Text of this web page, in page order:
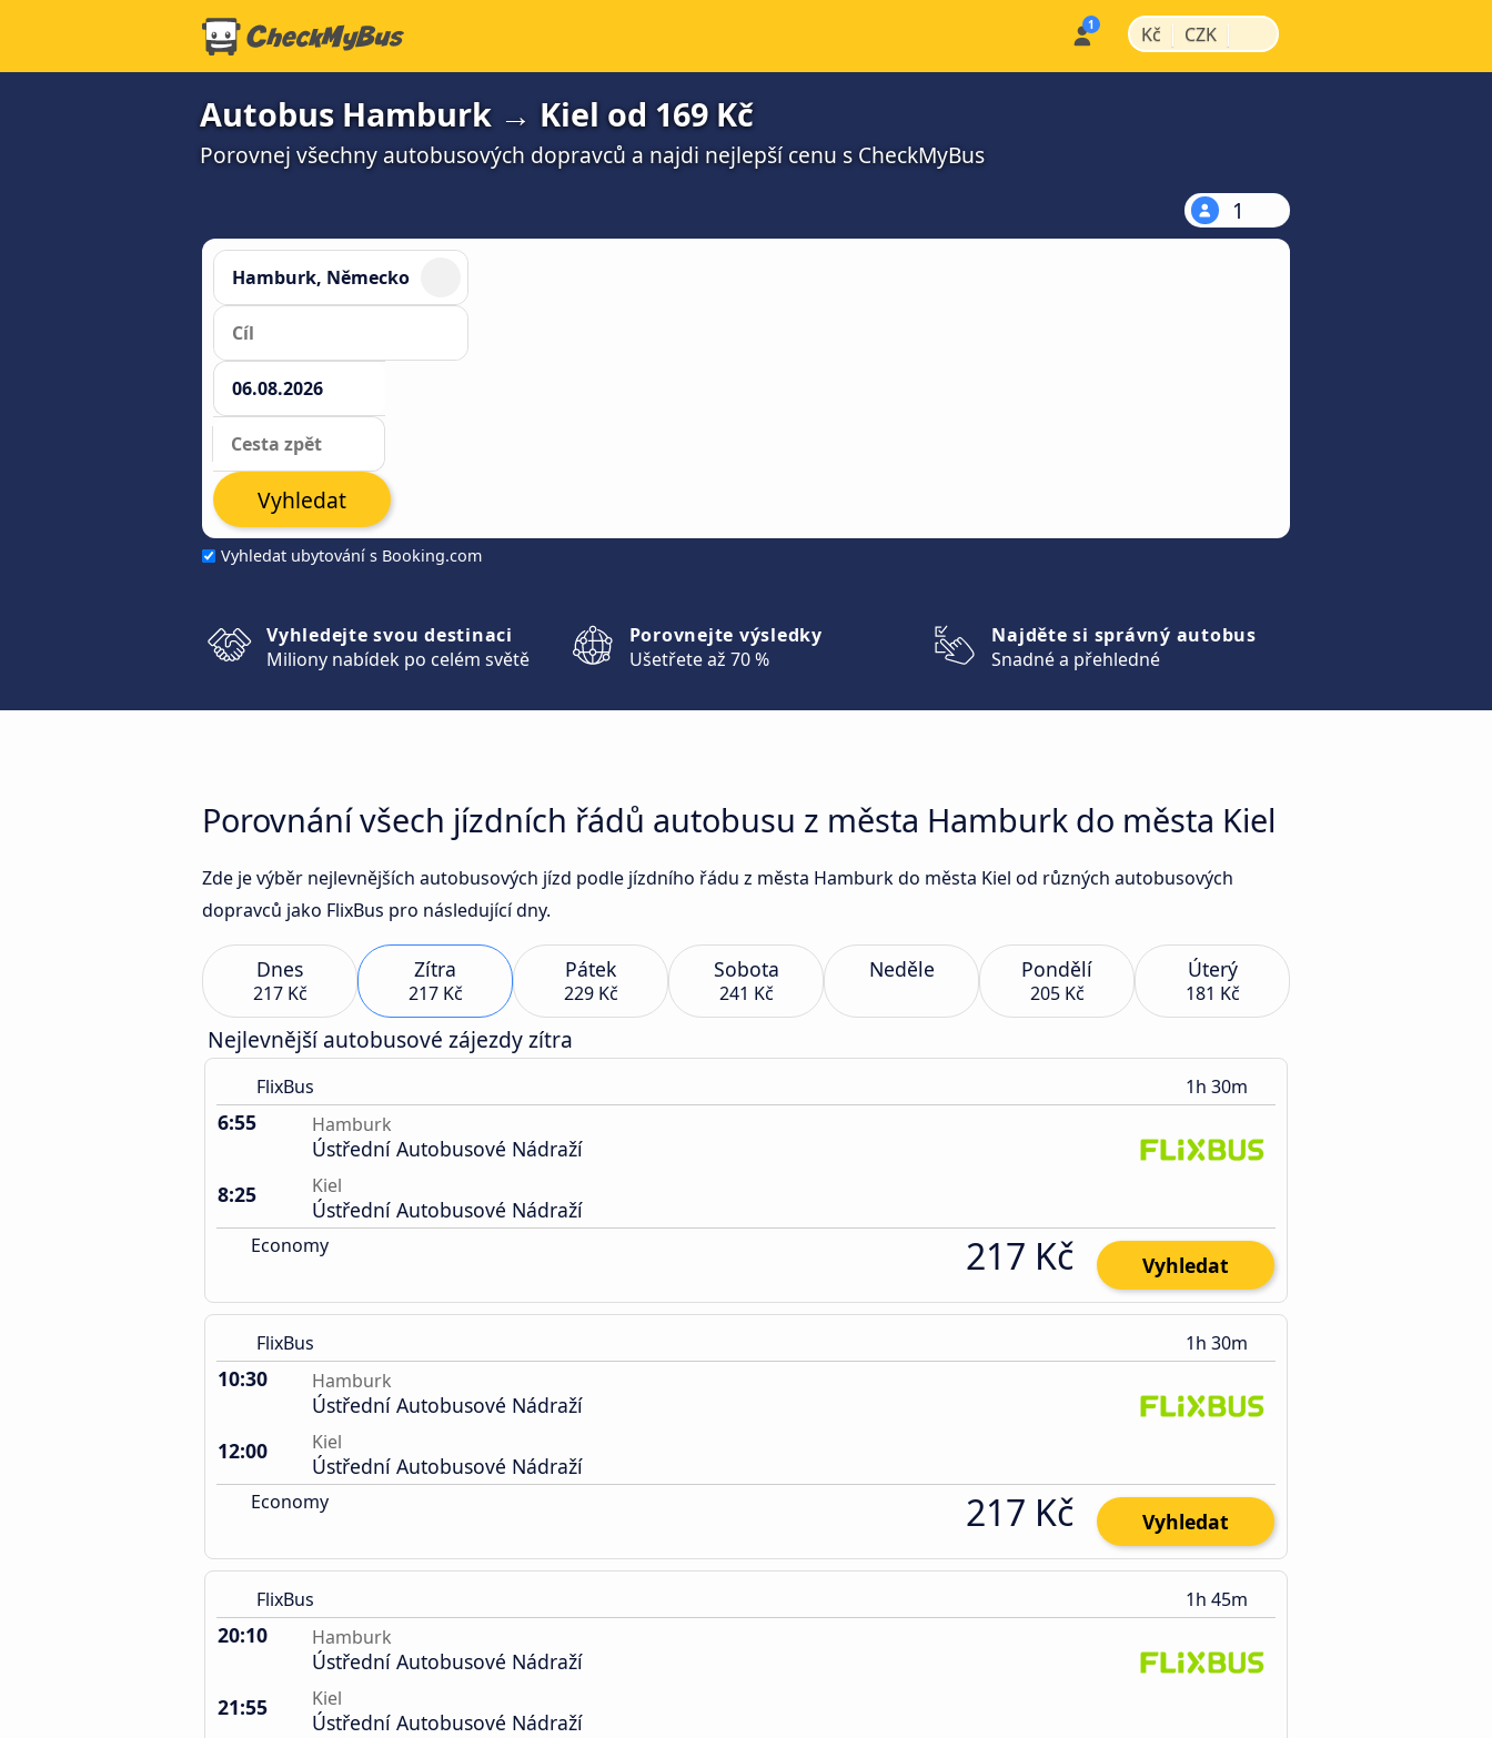
Kč | CZK |
Autobus Hamburk → Kiel od 169 Kč
Porovnej všechny autobusových dopravců a najdi nejlepší cenu s CheckMyBus
1
Vyhledat ubytování s Booking.com
Vyhledat
Vyhledejte svou destinaci
Miliony nabídek po celém světě
Porovnejte výsledky
Ušetřete až 70 %
Najděte si správný autobus
Snadné a přehledné
Porovnání všech jízdních řádů autobusu z města Hamburk do města Kiel
Zde je výběr nejlevnějších autobusových jízd podle jízdního řádu z města Hamburk do města Kiel od různých autobusových
dopravců jako FlixBus pro následující dny.
Dnes
217 Kč
Zítra
217 Kč
Pátek
229 Kč
Sobota
241 Kč
Neděle Pondělí
205 Kč
Úterý
181 Kč
Nejlevnější autobusové zájezdy zítra
FlixBus 1h 30m
6:55 Hamburk
Ústřední Autobusové Nádraží
8:25
Kiel
Ústřední Autobusové Nádraží
Economy 217 Kč Vyhledat
FlixBus 1h 30m
10:30 Hamburk
Ústřední Autobusové Nádraží
12:00
Kiel
Ústřední Autobusové Nádraží
Economy 217 Kč Vyhledat
FlixBus 1h 45m
20:10 Hamburk
Ústřední Autobusové Nádraží
21:55
Kiel
Ústřední Autobusové Nádraží